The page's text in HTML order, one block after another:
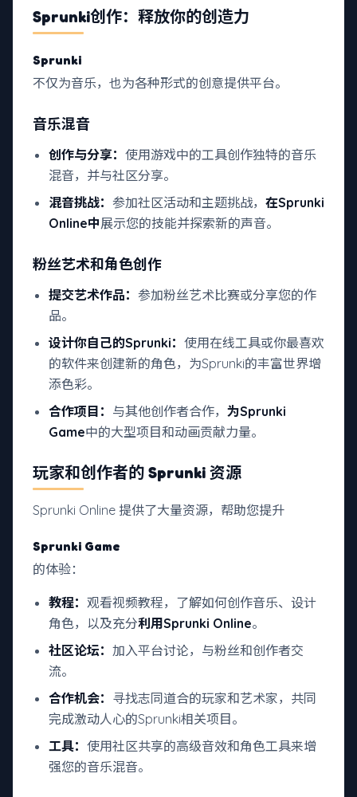
Sprunki创作：释放你的创造力
Sprunki
不仅为音乐，也为各种形式的创意提供平台。
音乐混音
创作与分享： 使用游戏中的工具创作独特的音乐
混音，并与社区分享。
混音挑战： 参加社区活动和主题挑战， 在Sprunki
Online中展示您的技能并探索新的声音。
粉丝艺术和角色创作
提交艺术作品： 参加粉丝艺术比赛或分享您的作
品。
设计你自己的Sprunki： 使用在线工具或你最喜欢
的软件来创建新的角色，为Sprunki的丰富世界增
添色彩。
合作项目： 与其他创作者合作， 为Sprunki
Game中的大型项目和动画贡献力量。
玩家和创作者的 Sprunki 资源
Sprunki Online 提供了大量资源，帮助您提升
Sprunki Game
的体验：
教程： 观看视频教程，了解如何创作音乐、设计
角色，以及充分利用Sprunki Online。
社区论坛： 加入平台讨论，与粉丝和创作者交
流。
合作机会： 寻找志同道合的玩家和艺术家，共同
完成激动人心的Sprunki相关项目。
工具： 使用社区共享的高级音效和角色工具来增
强您的音乐混音。